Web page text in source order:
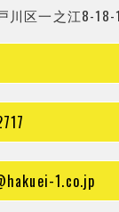
川区一之江8-18-
1.co.jp